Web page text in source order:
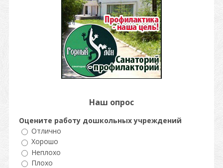
Наш опрос
Оцените работу дошкольных учреждений
Отлично
Хорошо
Неплохо
Плохо